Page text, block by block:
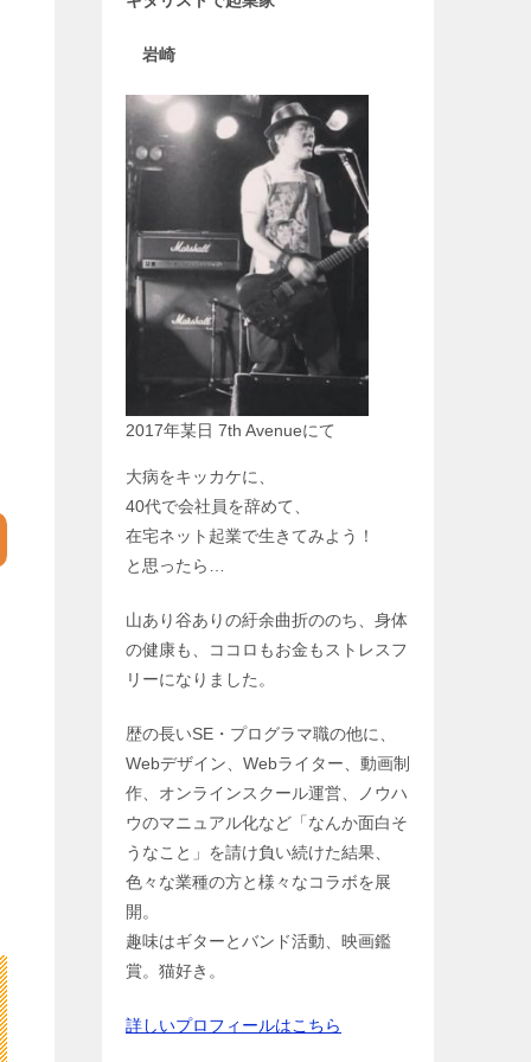
岩崎
2017年某日 7th Avenueにて
大病をキッカケに、
40代で会社員を辞めて、
在宅ネット起業で生きてみよう！
と思ったら…
山あり谷ありの紆余曲折ののち、身体
の健康も、ココロもお金もストレスフ
リーになりました。
歴の長いSE・プログラマ職の他に、
Webデザイン、Webライター、動画制
作、オンラインスクール運営、ノウハ
ウのマニュアル化など「なんか面白そ
うなこと」を請け負い続けた結果、
色々な業種の方と様々なコラボを展
開。
趣味はギターとバンド活動、映画鑑
賞。猫好き。
詳しいプロフィールはこちら